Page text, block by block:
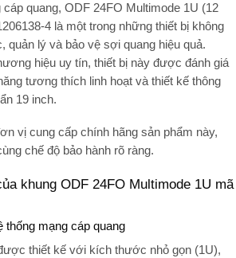
cáp quang, ODF 24FO Multimode 1U (12
4 là một trong những thiết bị không
quản lý và bảo vệ sợi quang hiệu quả.
hiệu uy tín, thiết bị này được đánh giá
tương thích linh hoạt và thiết kế thông
19 inch.
vị cung cấp chính hãng sản phẩm này,
chế độ bảo hành rõ ràng.
khung ODF 24FO Multimode 1U mã
thống mạng cáp quang
thiết kế với kích thước nhỏ gọn (1U),